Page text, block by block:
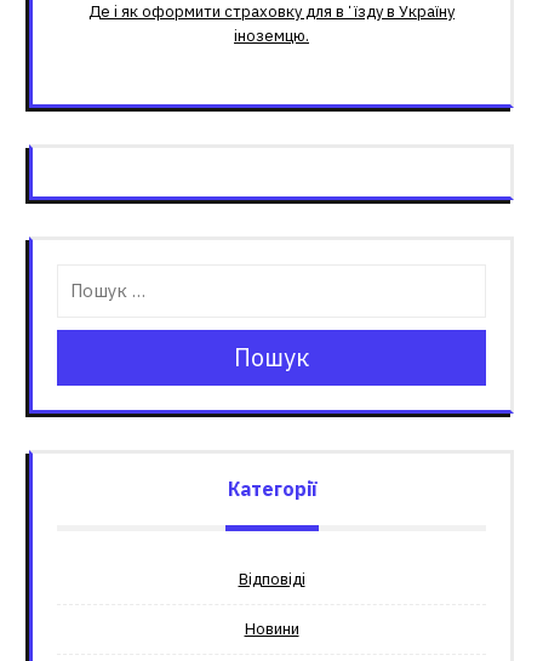
Де і як оформити страховку для вʼїзду в Україну
іноземцю.
Пошук
Категорії
Відповіді
Новини